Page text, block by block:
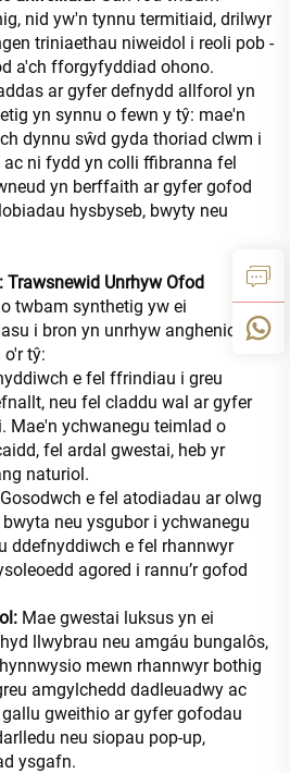
nid yw'n tynnu termitiaid, drilwyr
triniaethau niweidol i reoli pob -
a'ch fforgyfyddiad ohono.
ar gyfer defnydd allforol yn
yn synnu o fewn y tŷ: mae'n
dynnu sŵd gyda thoriad clwm i
ni fydd yn colli ffibranna fel
yn berffaith ar gyfer gofod
hysbyseb, bwyty neu
Unrhyw Ofod
twbam synthetig yw ei
i bron yn unrhyw anghenion
tŷ:
e fel ffrindiau i greu
neu fel claddu wal ar gyfer
Mae'n ychwanegu teimlad o
fel ardal gwestai, heb yr
naturiol.
Gosodwch e fel atodiadau ar olwg
neu ysgubor i ychwanegu
ddefnyddiwch e fel rhannwyr
agored i rannu’r gofod
Mae gwestai luksus yn ei
llwybrau neu amgáu bungalôs,
mewn rhannwyr bothig
amgylchedd dadleuadwy ac
gweithio ar gyfer gofodau
neu siopau pop-up,
ysgafn.